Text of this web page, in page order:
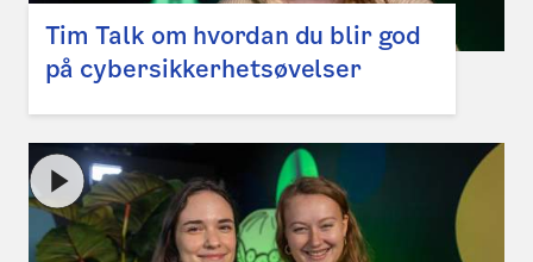
Tim Talk om hvordan du blir god
på cybersikkerhetsøvelser